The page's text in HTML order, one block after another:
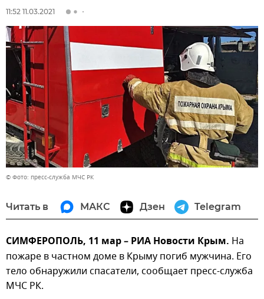
11:52 11.03.2021
© Фото: пресс-служба МЧС РК
Читать в МАКС Дзен Telegram
СИМФЕРОПОЛЬ, 11 мар – РИА Новости Крым. На
пожаре в частном доме в Крыму погиб мужчина. Его
тело обнаружили спасатели, сообщает пресс-служба
МЧС РК.